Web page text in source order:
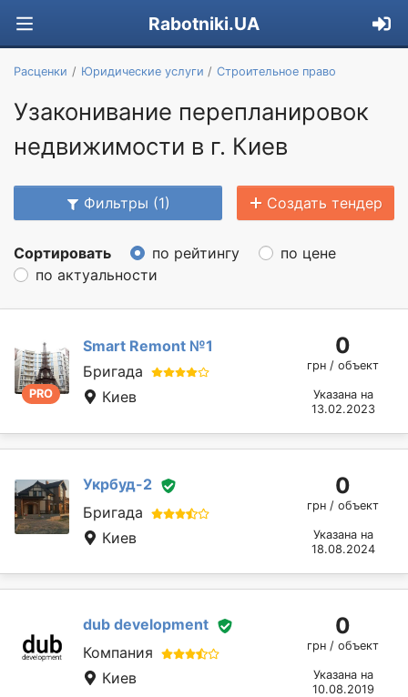
Rabotniki.UA
Расценки Юридические услуги Строительное право
Узаконивание перепланировок
недвижимости в г. Киев
Фильтры (1) Создать тендер
Сортировать по рейтингу
по цене
по актуальности
PRO
Smart Remont №1
Бригада
Киев
0
грн / объект
Указана на
13.02.2023
Укрбуд-2
Бригада
Киев
0
грн / объект
Указана на
18.08.2024
dub development
Компания
Киев
0
грн / объект
Указана на
10.08.2019